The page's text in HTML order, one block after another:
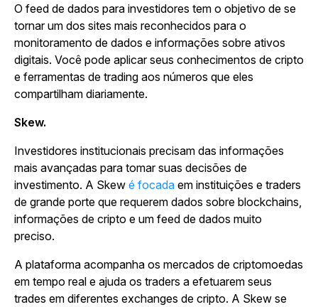
O feed de dados para investidores tem o objetivo de se
tornar um dos sites mais reconhecidos para o
monitoramento de dados e informações sobre ativos
digitais. Você pode aplicar seus conhecimentos de cripto
e ferramentas de trading aos números que eles
compartilham diariamente.
Skew.
Investidores institucionais precisam das informações
mais avançadas para tomar suas decisões de
investimento. A Skew é focada em instituições e traders
de grande porte que requerem dados sobre blockchains,
informações de cripto e um feed de dados muito
preciso.
A plataforma acompanha os mercados de criptomoedas
em tempo real e ajuda os traders a efetuarem seus
trades em diferentes exchanges de cripto. A Skew se